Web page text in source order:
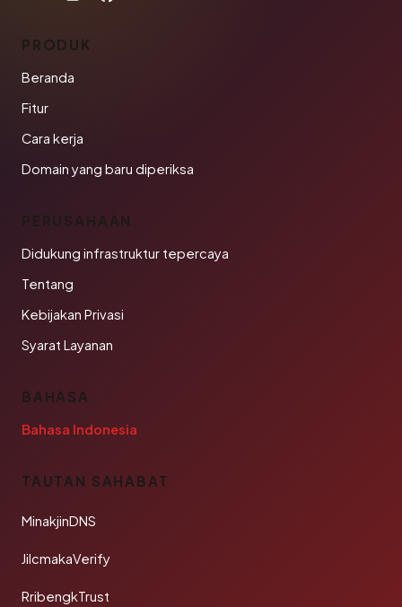
PRODUK
Beranda
Fitur
Cara kerja
Domain yang baru diperiksa
PERUSAHAAN
Didukung infrastruktur tepercaya
Tentang
Kebijakan Privasi
Syarat Layanan
BAHASA
Bahasa Indonesia
TAUTAN SAHABAT
MinakjinDNS
JilcmakaVerify
RribengkTrust